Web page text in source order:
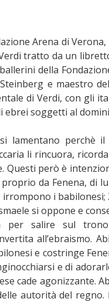
Arena di
tratto da un
della
e maestro
di Verdi, con gli
ebrei soggetti al
lamentano perchè
li rincuora,
Questi però è
da Fenena, di
i babilonesi;
si oppone e
per salire sul
all’ebraismo.
e costringe
e di
cade agonizzante.
autorità del regno.